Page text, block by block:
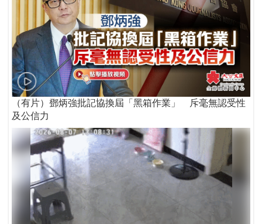
（有片）鄧炳強批記協換屆「黑箱作業」 斥毫無認受性
及公信力